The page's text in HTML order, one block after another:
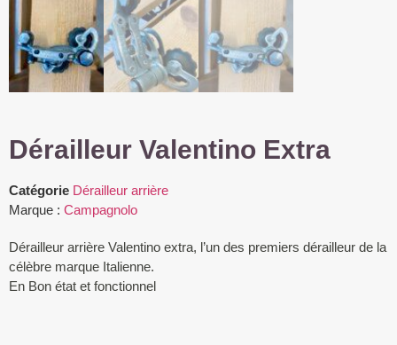
Dérailleur Valentino Extra
Catégorie Dérailleur arrière
Marque : Campagnolo
Dérailleur arrière Valentino extra, l’un des premiers dérailleur de la
célèbre marque Italienne.
En Bon état et fonctionnel